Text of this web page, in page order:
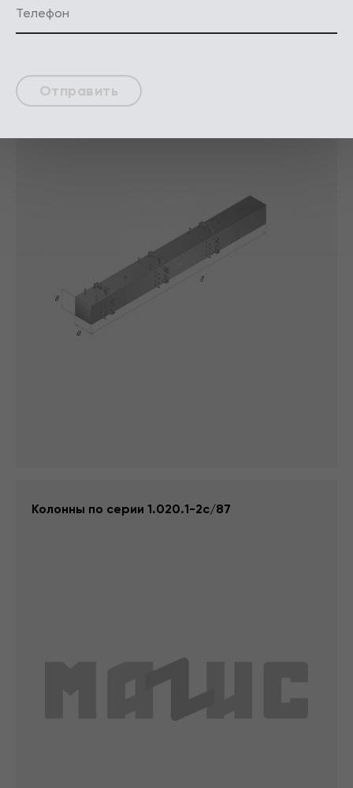
Колонны по серии 1.020.1-2с/89
Колонны по серии 1.020.1-2с/87
Отправить